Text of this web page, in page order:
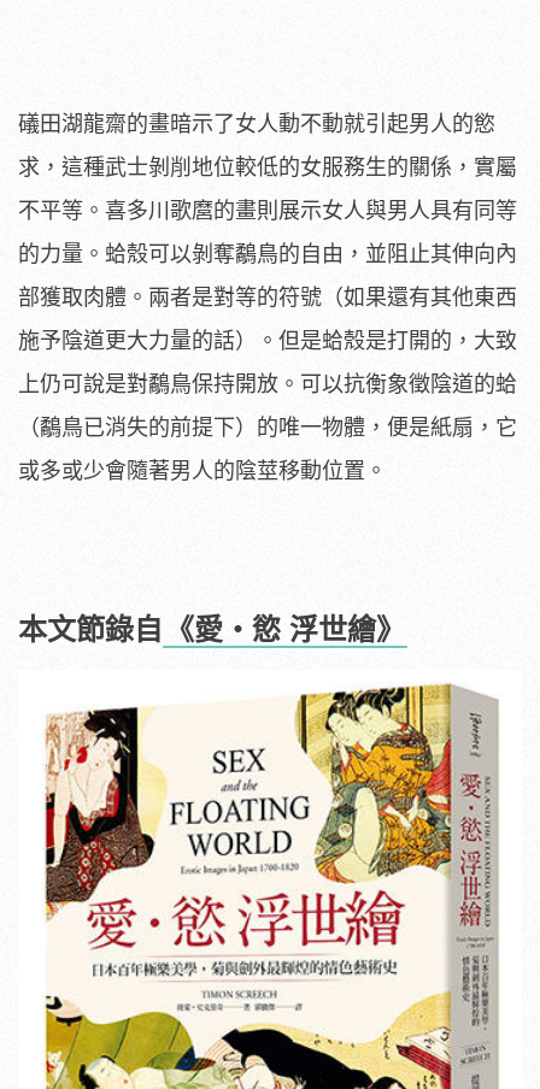
礒田湖龍齋的畫暗示了女人動不動就引起男人的慾
求，這種武士剝削地位較低的女服務生的關係，實屬
不平等。喜多川歌麿的畫則展示女人與男人具有同等
的力量。蛤殼可以剝奪鷸鳥的自由，並阻止其伸向內
部獲取肉體。兩者是對等的符號（如果還有其他東西
施予陰道更大力量的話）。但是蛤殼是打開的，大致
上仍可說是對鷸鳥保持開放。可以抗衡象徵陰道的蛤
（鷸鳥已消失的前提下）的唯一物體，便是紙扇，它
或多或少會隨著男人的陰莖移動位置。
本文節錄自 《愛‧慾 浮世繪》